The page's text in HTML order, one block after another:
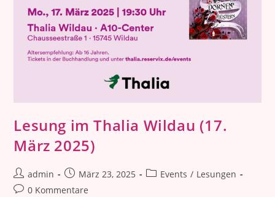
Lesung im Thalia Wildau (17.
März 2025)
Beitrags-
Autor:
admin
Beitrag
veröffentlicht:
März 23, 2025
Beitrags-
Events / Lesungen
Beitrags-
0 Kommentare